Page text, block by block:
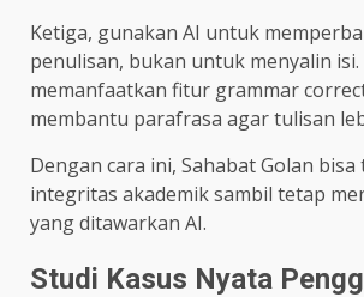
Ketiga, gunakan AI untuk
penulisan, bukan untuk menyalin isi.
memanfaatkan fitur grammar
membantu parafrasa agar tulisan
Dengan cara ini, Sahabat Golan
integritas akademik sambil tetap
yang ditawarkan AI.
Studi Kasus Nyata